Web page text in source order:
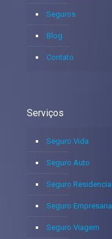
Seguros
Blog
Contato
Serviços
Seguro Vida
Seguro Auto
Seguro Residencial
Seguro Empresarial
Seguro Viagem